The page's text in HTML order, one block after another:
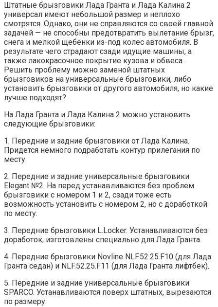
Штатные брызговики Лада Гранта и Лада Калина 2
универсал имеют небольшой размер и неплохо
смотрятся. Однако, они не справляются со своей главной
задачей — не способны предотвратить вылетание брызг,
снега и мелкой щебёнки из-под колес автомобиля. В
результате чего страдают сзади идущие машины, а
также лакокрасочное покрытие кузова и обвеса.
Решить проблему можно заменой штатных
брызговиков на универсальные брызговики, либо
установить брызговики от другого автомобиля, но какие
лучше подходят?
На Лада Гранта и Лада Калина 2 можно установить
следующие брызговики:
1. Передние и задние брызговики от Лада Калина.
Придется немного подработать контур прилегания по
месту.
2. Передние и задние универсальные брызговики
Elegant №2. На перед устанавливаются без проблем
брызговики с номером 1 и 2, сзади тоже есть
возможность установить с номером 2, но с доработкой
по месту.
3. Передние брызговики L.Locker. Устанавливаются без
доработок, изготовлены специально для Лада Гранта.
4. Передние брызговики Novline NLF.52.25.F10 (для Лада
Гранта седан) и NLF.52.25.F11 (для Лада Гранта лифтбек).
5. Передние и задние универсальные брызговики
SPARCO. Устанавливаются поверх штатных, вырезаются
по размеру.